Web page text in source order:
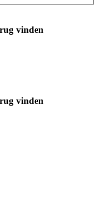
vinden
vinden